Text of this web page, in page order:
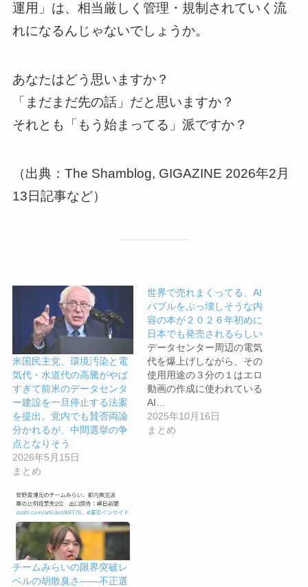
運用」は、相当厳しく管理・規制されていく流
れになるんじゃないでしょうか。
あなたはどう思いますか？
「まだまだ先の話」だと思いますか？
それとも「もう始まってる」派ですか？
（出典：The Shamblog, GIGAZINE 2026年2月
13日記事など）
米国民主党、環境汚染と電
気代・水道代の高騰がやば
すぎて前米のデータセンタ
ー建設を一旦停止する法案
を提出。党内でも賛否両論
分かれるが、中間選挙の争
点となりそう
2026年5月15日
まとめ
世界で売れまくってる、AI
バブルをぶっ壊しそうな内
容の本が２０２６年初めに
日本でも発売されるらしい
データセンター周辺の電気
代を爆上げしながら、その
使用用途の３分の１はエロ
動画の作成に使われている
AI…
2025年10月16日
まとめ
チームみらいの限界突破レ
ベルの胡散臭さ——不正選